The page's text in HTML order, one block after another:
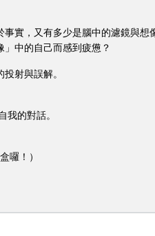
實，又有多少是腦中的濾鏡與想
中的自己而感到疲憊？
射與誤解。
的對話。
！）